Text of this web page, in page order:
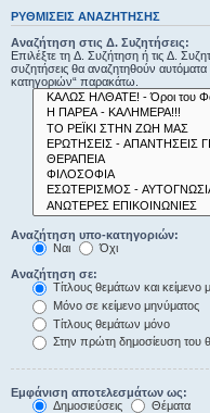
ΡΥΘΜΊΣΕΙΣ ΑΝΑΖΉΤΗΣΗΣ
Αναζήτηση στις Δ. Συζητήσεις:
Επιλέξτε τη Δ. Συζήτηση ή τις Δ.
συζητήσεις θα αναζητηθούν
κατηγοριών“ παρακάτω.
Αναζήτηση υπο-κατηγοριών:
Ναι
Όχι
Αναζήτηση σε:
Τίτλους θεμάτων και κείμενο
Μόνο σε κείμενο μηνύματος
Τίτλους θεμάτων μόνο
Στην πρώτη δημοσίευση του
Εμφάνιση αποτελεσμάτων ως:
Δημοσιεύσεις
Θέματα